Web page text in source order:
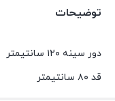
توضیحات
دور سینه ۱۲۰ سانتیمتر
قد ۸۰ سانتیمتر